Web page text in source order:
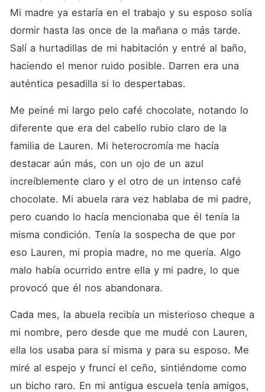
Mi madre ya estaría en el trabajo y su esposo solía
dormir hasta las once de la mañana o más tarde.
Salí a hurtadillas de mi habitación y entré al baño,
haciendo el menor ruido posible. Darren era una
auténtica pesadilla si lo despertabas.
Me peiné mi largo pelo café chocolate, notando lo
diferente que era del cabello rubio claro de la
familia de Lauren. Mi heterocromía me hacía
destacar aún más, con un ojo de un azul
increíblemente claro y el otro de un intenso café
chocolate. Mi abuela rara vez hablaba de mi padre,
pero cuando lo hacía mencionaba que él tenía la
misma condición. Tenía la sospecha de que por
eso Lauren, mi propia madre, no me quería. Algo
malo había ocurrido entre ella y mi padre, lo que
provocó que él nos abandonara.
Cada mes, la abuela recibía un misterioso cheque a
mi nombre, pero desde que me mudé con Lauren,
ella los usaba para sí misma y para su esposo. Me
miré al espejo y fruncí el ceño, sintiéndome como
un bicho raro. En mi antigua escuela tenía amigos,